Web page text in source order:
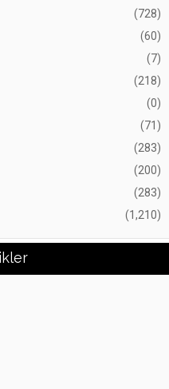
(728)
(60)
(7)
(218)
(0)
(71)
(283)
(200)
(283)
(1,210)